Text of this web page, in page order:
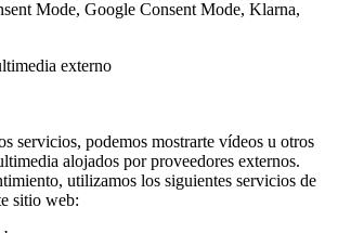
Mode, Google Consent Mode, Klarna,
externo
servicios, podemos mostrarte vídeos u otros
alojados por proveedores externos.
utilizamos los siguientes servicios de
sitio web: